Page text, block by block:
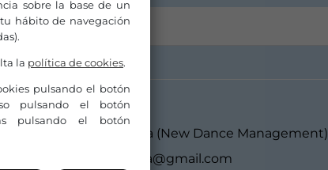
Distribuidor/a:
Lola Ortiz de Lanzagorta (New Dance Management)
lolaortizdelanzagorta@gmail.com
sobre la base de un
hábito de navegación
la política de cookies.
pulsando el botón
pulsando el botón
pulsando el botón